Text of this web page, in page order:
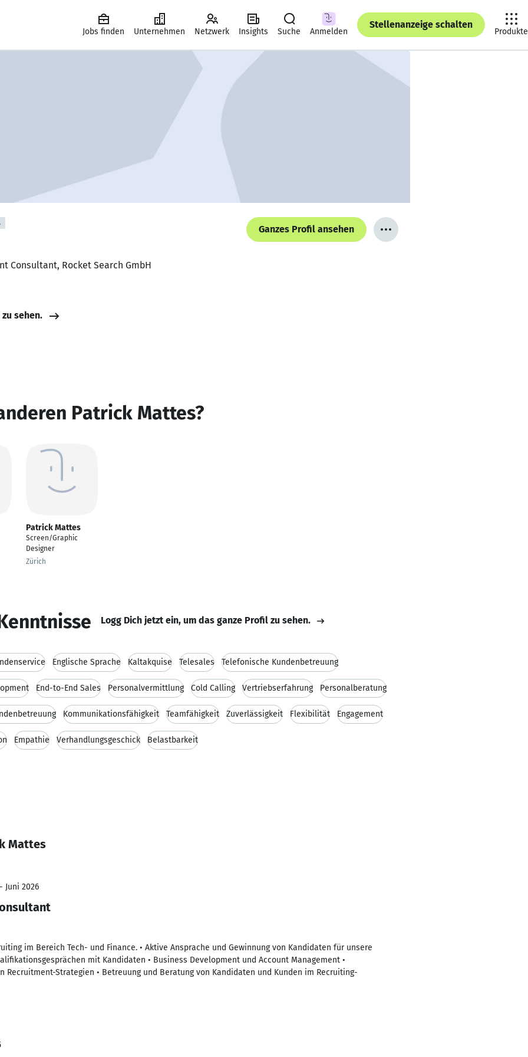
Jobs finden Unternehmen Netzwerk Insights Suche Anmelden
Stellenanzeige schalten
Produkte
Ganzes Profil ansehen
Consultant, Rocket Search GmbH
sehen.
Patrick Mattes?
Patrick Mattes
Screen/Graphic
Designer
Zürich
Logg Dich jetzt ein, um das ganze Profil zu sehen.
Englische Sprache Kaltakquise Telesales Telefonische Kundenbetreuung
End-to-End Sales Personalvermittlung Cold Calling Vertriebserfahrung Personalberatung
Kommunikationsfähigkeit Teamfähigkeit Zuverlässigkeit Flexibilität Engagement
Empathie Verhandlungsgeschick Belastbarkeit
Mattes
Juni 2026
im Bereich Tech- und Finance. • Aktive Ansprache und Gewinnung von Kandidaten für unsere
mit Kandidaten • Business Development und Account Management •
Recruitment-Strategien • Betreuung und Beratung von Kandidaten und Kunden im Recruiting-